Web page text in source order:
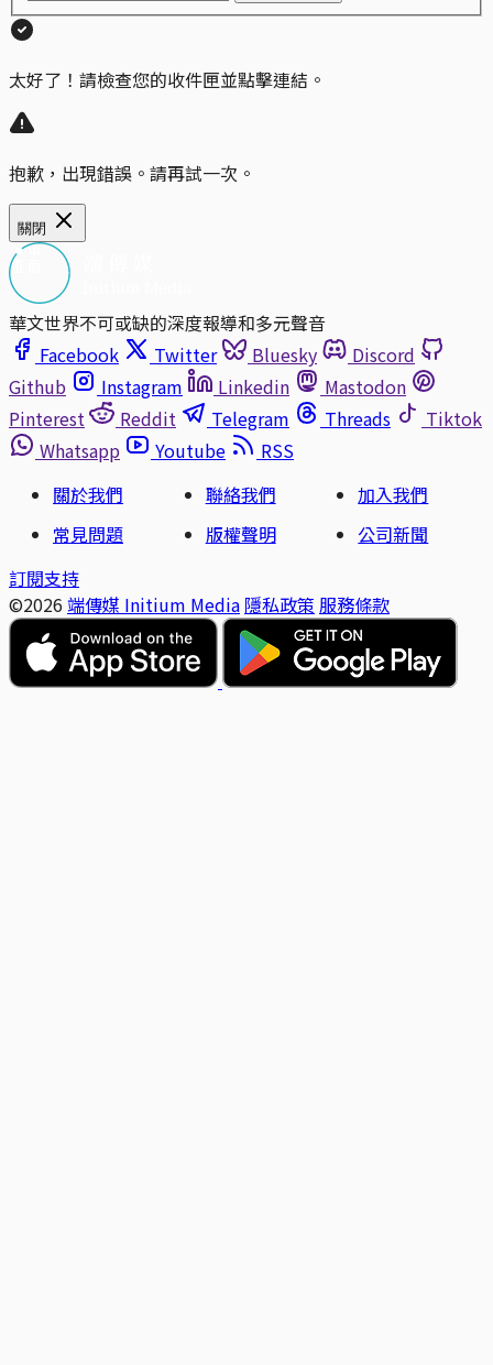
太好了！請檢查您的收件匣並點擊連結。
抱歉，出現錯誤。請再試一次。
關閉
華文世界不可或缺的深度報導和多元聲音
Facebook
Twitter Bluesky
Discord
Github
Instagram Linkedin
Mastodon
Pinterest
Reddit Telegram Threads
Tiktok
Whatsapp
Youtube
RSS
關於我們
聯絡我們
加入我們
常見問題
版權聲明
公司新聞
訂閱支持
©2026 端傳媒 Initium Media 隱私政策 服務條款